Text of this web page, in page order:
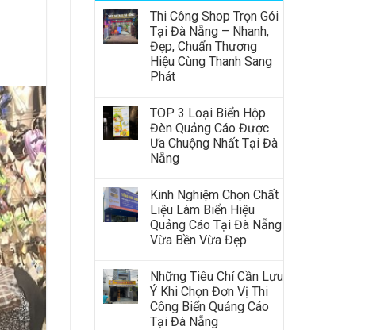
Thi Công Shop Trọn Gói
Tại Đà Nẵng – Nhanh,
Đẹp, Chuẩn Thương
Hiệu Cùng Thanh Sang
Phát
TOP 3 Loại Biển Hộp
Đèn Quảng Cáo Được
Ưa Chuộng Nhất Tại Đà
Nẵng
Kinh Nghiệm Chọn Chất
Liệu Làm Biển Hiệu
Quảng Cáo Tại Đà Nẵng
Vừa Bền Vừa Đẹp
Những Tiêu Chí Cần Lưu
Ý Khi Chọn Đơn Vị Thi
Công Biển Quảng Cáo
Tại Đà Nẵng